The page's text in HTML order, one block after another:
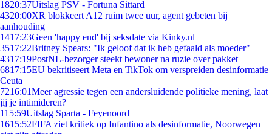
1820:37Uitslag PSV - Fortuna Sittard
4320:00XR blokkeert A12 ruim twee uur, agent gebeten bij
aanhouding
1417:23Geen 'happy end' bij seksdate via Kinky.nl
3517:22Britney Spears: "Ik geloof dat ik heb gefaald als moeder"
4317:19PostNL-bezorger steekt bewoner na ruzie over pakket
6817:15EU bekritiseert Meta en TikTok om verspreiden desinformatie
Ceuta
7216:01Meer agressie tegen een andersluidende politieke mening, laat
jij je intimideren?
115:59Uitslag Sparta - Feyenoord
1615:52FIFA ziet kritiek op Infantino als desinformatie, Noorwegen